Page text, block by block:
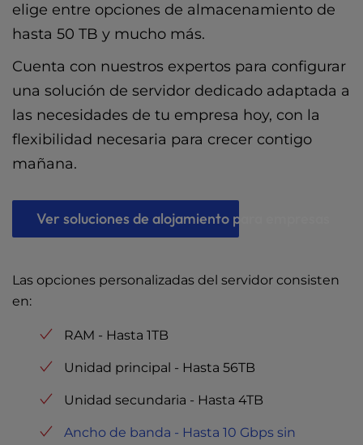
elige entre opciones de almacenamiento de
hasta 50 TB y mucho más.
Cuenta con nuestros expertos para configurar
una solución de servidor dedicado adaptada a
las necesidades de tu empresa hoy, con la
flexibilidad necesaria para crecer contigo
mañana.
Ver soluciones de alojamiento para empresas
Las opciones personalizadas del servidor consisten
en:
RAM - Hasta 1TB
Unidad principal - Hasta 56TB
Unidad secundaria - Hasta 4TB
Ancho de banda - Hasta 10 Gbps sin